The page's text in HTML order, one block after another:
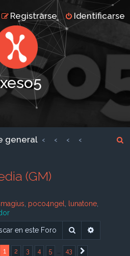
Identificarse
Registrarse
general
(GM)
poco4ngel lunatone
Buscar
1 de 43
1 2 3 4 5 43